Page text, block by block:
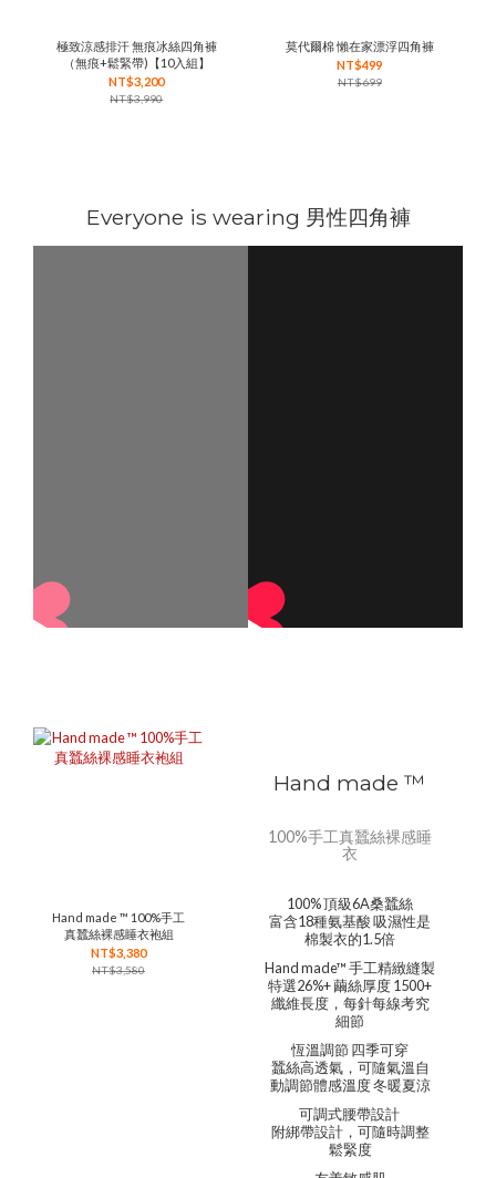
極致涼感排汗 無痕冰絲四角褲
（無痕+鬆緊帶)【10入組】
NT$3,200
NT$3,990
莫代爾棉 懶在家漂浮四角褲
NT$499
NT$699
Everyone is wearing 男性四角褲
Hand made ™ 100%手工
真蠶絲裸感睡衣袍組
NT$3,380
NT$3,580
Hand made ™
100%手工真蠶絲裸感睡
衣
100% 頂級6A桑蠶絲
富含18種氨基酸 吸濕性是
棉製衣的1.5倍
Hand made™ 手工精緻縫製
特選26%+ 繭絲厚度 1500+
纖維長度，每針每線考究
細節
恆溫調節 四季可穿
蠶絲高透氣，可隨氣溫自
動調節體感溫度 冬暖夏涼
可調式腰帶設計
附綁帶設計，可隨時調整
鬆緊度